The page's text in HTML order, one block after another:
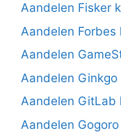
Aandelen Fisker
Aandelen Forbes
Aandelen
Aandelen
Aandelen GitLab
Aandelen